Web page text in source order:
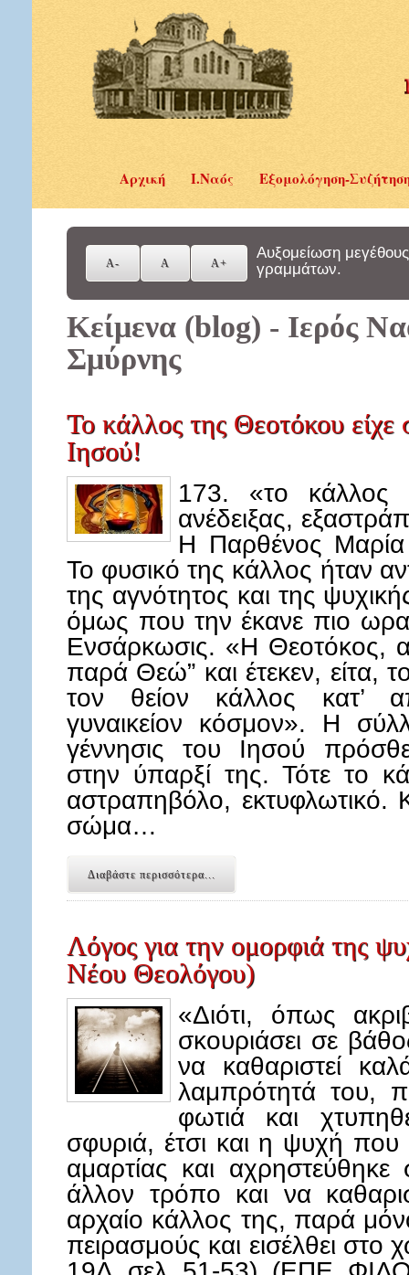
Αρχική Ι.Ναός Εξομολόγηση-
Αυξομείωση μεγέθους
γραμμάτων.
Κείμενα (blog) - Ιερός
Σμύρνης
Το κάλλος της Θεοτόκου είχε
Ιησού!
173. «το κάλλος
ανέδειξας,
Η Παρθένος
Το φυσικό της κάλλος ήταν
της αγνότητος και της
όμως που την έκανε πιο
Ενσάρκωσις. «Η Θεοτόκος,
παρά Θεώ” και έτεκεν, είτα,
τον θείον κάλλος κατ’
γυναικείον κόσμον». Η
γέννησις του Ιησού
στην ύπαρξί της. Τότε το
αστραπηβόλο, εκτυφλωτικό.
σώμα…
Διαβάστε περισσότερα...
Λόγος για την ομορφιά της
Νέου Θεολόγου)
«Διότι, όπως
σκουριάσει σε
να καθαριστεί
λαμπρότητά του,
φωτιά και
σφυριά, έτσι και η ψυχή
αμαρτίας και
άλλον τρόπο και να
αρχαίο κάλλος της, παρά
πειρασμούς και εισέλθει στο